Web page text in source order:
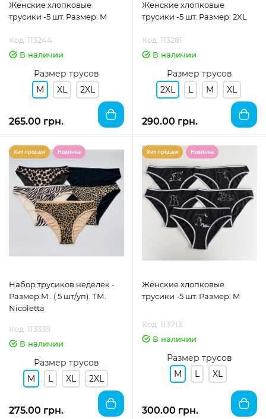
Женские хлопковые
трусики -5 шт. Размер: M
Код: 113244
В наличии
Размер трусов
M
XL 2XL
265.00 грн.
Женские хлопковые
трусики -5 шт. Размер: 2XL
Код: 113281
В наличии
Размер трусов
2XL
L M XL
290.00 грн.
Хит продаж Новинка
Набор трусиков неделек -
Размер:M . ( 5 шт/уп). ТМ.
Nicoletta
Код: 113339
В наличии
Размер трусов
M
L XL 2XL
275.00 грн.
Хит продаж Новинка
Женские хлопковые
трусики -5 шт. Размер: M
Код: 113713
В наличии
Размер трусов
M
L XL
300.00 грн.